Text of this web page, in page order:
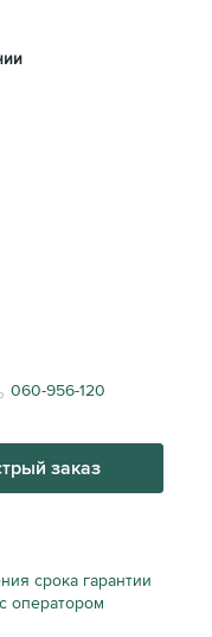
060-956-120
заказ
срока гарантии
оператором